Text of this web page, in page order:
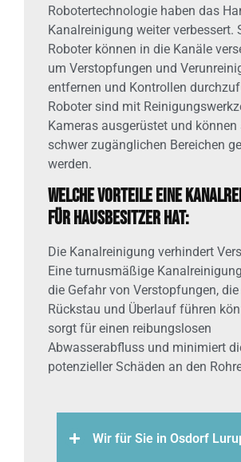
Robotertechnologie haben das
Kanalreinigung weiter verbessert.
Roboter können in die Kanäle
um Verstopfungen und
entfernen und Kontrollen
Roboter sind mit
Kameras ausgerüstet und können
schwer zugänglichen Bereichen
werden.
Welche Vorteile eine
für Hausbesitzer hat:
Die Kanalreinigung verhindert
Eine turnusmäßige
die Gefahr von Verstopfungen, die
Rückstau und Überlauf führen
sorgt für einen reibungslosen
Abwasserabfluss und minimiert
potenzieller Schäden an den
Wir für Sie in Osdorf